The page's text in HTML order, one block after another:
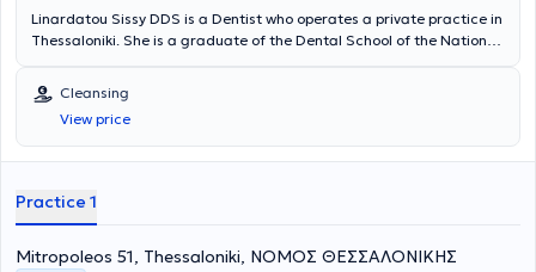
Linardatou Sissy DDS is a Dentist who operates a private practice in
Thessaloniki. She is a graduate of the Dental School of the National
in prosthodontics and cosmetic dentistry. She has worked at a
General Dentistry Clinic in Thessaloniki and at a Cosmetic Dentistry
Clinic in Athens. In her practice, she manages cases involving
endodontics, preventive dentistry, pediatric dentistry, occlusal
Association.
Cleansing
View price
Practice 1
Mitropoleos 51, Thessaloniki, ΝΟΜΟΣ ΘΕΣΣΑΛΟΝΙΚΗΣ